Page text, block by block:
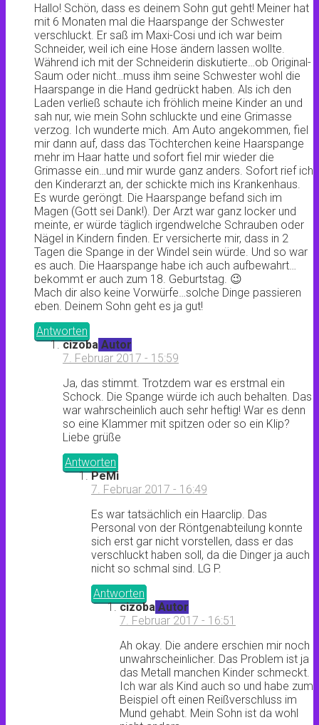
Hallo! Schön, dass es deinem Sohn gut geht! Meiner hat
mit 6 Monaten mal die Haarspange der Schwester
verschluckt. Er saß im Maxi-Cosi und ich war beim
Schneider, weil ich eine Hose ändern lassen wollte.
Während ich mit der Schneiderin diskutierte…ob Original-
Saum oder nicht…muss ihm seine Schwester wohl die
Haarspange in die Hand gedrückt haben. Als ich den
Laden verließ schaute ich fröhlich meine Kinder an und
sah nur, wie mein Sohn schluckte und eine Grimasse
verzog. Ich wunderte mich. Am Auto angekommen, fiel
mir dann auf, dass das Töchterchen keine Haarspange
mehr im Haar hatte und sofort fiel mir wieder die
Grimasse ein…und mir wurde ganz anders. Sofort rief ich
den Kinderarzt an, der schickte mich ins Krankenhaus.
Es wurde geröngt. Die Haarspange befand sich im
Magen (Gott sei Dank!). Der Arzt war ganz locker und
meinte, er würde täglich irgendwelche Schrauben oder
Nägel in Kindern finden. Er versicherte mir, dass in 2
Tagen die Spange in der Windel sein würde. Und so war
es auch. Die Haarspange habe ich auch aufbewahrt…
bekommt er auch zum 18. Geburtstag. 😉
Mach dir also keine Vorwürfe…solche Dinge passieren
eben. Deinem Sohn geht es ja gut!
Antworten
cizoba Autor
7. Februar 2017 - 15:59
Ja, das stimmt. Trotzdem war es erstmal ein
Schock. Die Spange würde ich auch behalten. Das
war wahrscheinlich auch sehr heftig! War es denn
so eine Klammer mit spitzen oder so ein Klip?
Liebe grüße
Antworten
PeMi
7. Februar 2017 - 16:49
Es war tatsächlich ein Haarclip. Das
Personal von der Röntgenabteilung konnte
sich erst gar nicht vorstellen, dass er das
verschluckt haben soll, da die Dinger ja auch
nicht so schmal sind. LG P.
Antworten
cizoba Autor
7. Februar 2017 - 16:51
Ah okay. Die andere erschien mir noch
unwahrscheinlicher. Das Problem ist ja
das Metall manchen Kinder schmeckt.
Ich war als Kind auch so und habe zum
Beispiel oft einen Reißverschluss im
Mund gehabt. Mein Sohn ist da wohl